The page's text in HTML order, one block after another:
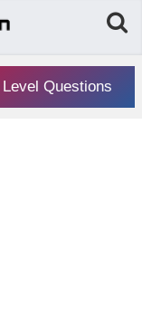
Level Questions